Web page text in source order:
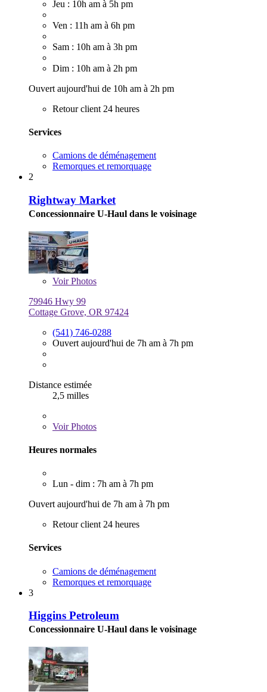
Jeu : 10h am à 5h pm
Ven : 11h am à 6h pm
Sam : 10h am à 3h pm
Dim : 10h am à 2h pm
Ouvert aujourd'hui de 10h am à 2h pm
Retour client 24 heures
Services
Camions de déménagement
Remorques et remorquage
2
Rightway Market
Concessionnaire U-Haul dans le voisinage
VoirPhotos
79946 Hwy 99
Cottage Grove, OR 97424
(541) 746-0288
Ouvert aujourd'hui de 7h am à 7h pm
Distance estimée
2,5 milles
VoirPhotos
Heures normales
Lun - dim : 7h am à 7h pm
Ouvert aujourd'hui de 7h am à 7h pm
Retour client 24 heures
Services
Camions de déménagement
Remorques et remorquage
3
Higgins Petroleum
Concessionnaire U-Haul dans le voisinage